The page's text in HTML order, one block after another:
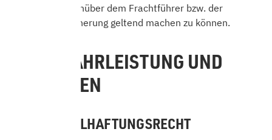
Ansprüche gegenüber dem Frachtführer bzw. der
Transportversicherung geltend machen zu können.
10. GEWÄHRLEISTUNG UND
GARANTIEN
10.1 MÄNGELHAFTUNGSRECHT